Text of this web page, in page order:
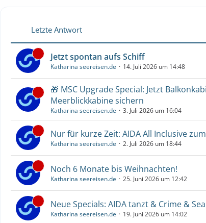
Letzte Antwort
Jetzt spontan aufs Schiff
Katharina seereisen.de 14. Juli 2026 um 14:48
🎁 MSC Upgrade Special: Jetzt
Meerblickkabine sichern
Katharina seereisen.de 3. Juli 2026 um 16:04
Nur für kurze Zeit: AIDA All Inclusive
Katharina seereisen.de 2. Juli 2026 um 18:44
Noch 6 Monate bis Weihnachten!
Katharina seereisen.de 25. Juni 2026 um 12:42
Neue Specials: AIDA tanzt & Crime & Sea
Katharina seereisen.de 19. Juni 2026 um 14:02